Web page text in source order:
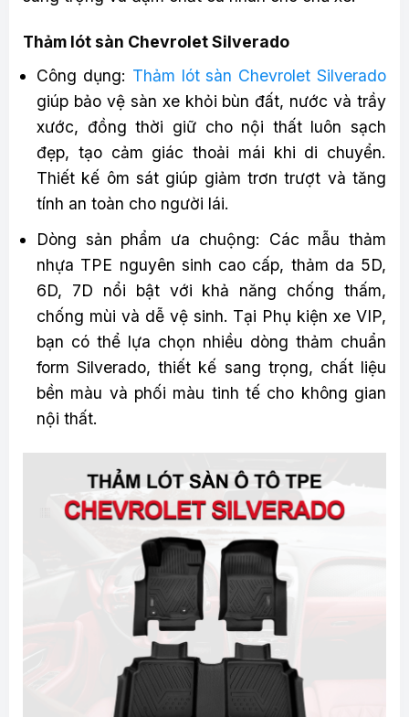
Thảm lót sàn Chevrolet Silverado
Công dụng: Thảm lót sàn Chevrolet Silverado
giúp bảo vệ sàn xe khỏi bùn đất, nước và trầy
xước, đồng thời giữ cho nội thất luôn sạch
đẹp, tạo cảm giác thoải mái khi di chuyển.
Thiết kế ôm sát giúp giảm trơn trượt và tăng
tính an toàn cho người lái.
Dòng sản phẩm ưa chuộng: Các mẫu thảm
nhựa TPE nguyên sinh cao cấp, thảm da 5D,
6D, 7D nổi bật với khả năng chống thấm,
chống mùi và dễ vệ sinh. Tại Phụ kiện xe VIP,
bạn có thể lựa chọn nhiều dòng thảm chuẩn
form Silverado, thiết kế sang trọng, chất liệu
bền màu và phối màu tinh tế cho không gian
nội thất.